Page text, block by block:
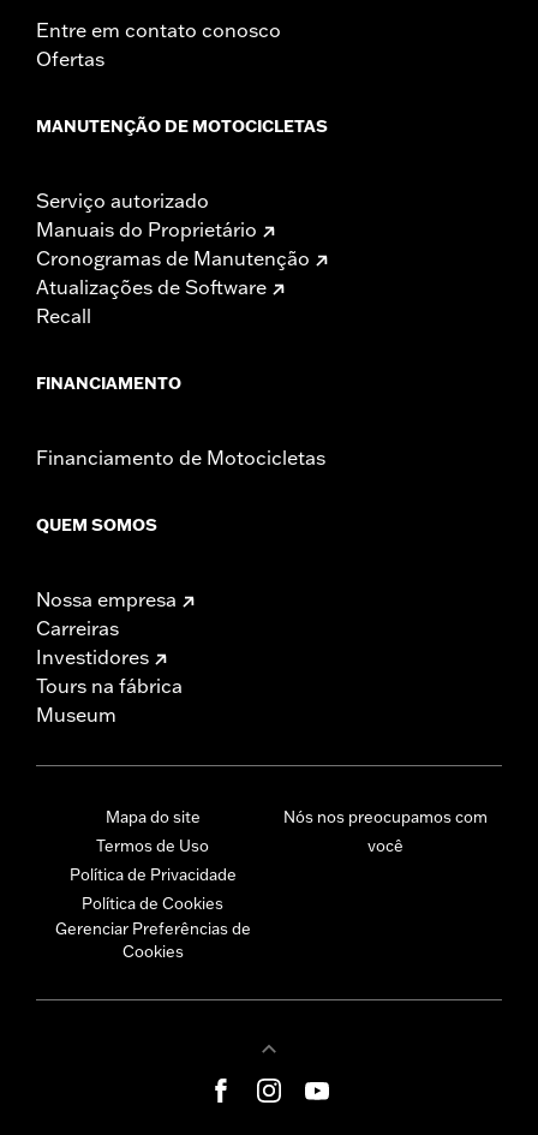
Entre em contato conosco
Ofertas
MANUTENÇÃO DE MOTOCICLETAS
Serviço autorizado
Manuais do Proprietário
Cronogramas de Manutenção
Atualizações de Software
Recall
FINANCIAMENTO
Financiamento de Motocicletas
QUEM SOMOS
Nossa empresa
Carreiras
Investidores
Tours na fábrica
Museum
Mapa do site
Termos de Uso
Política de Privacidade
Política de Cookies
Gerenciar Preferências de
Cookies
Nós nos preocupamos com
você